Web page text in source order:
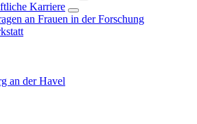
Karriere
an Frauen in der Forschung
an der Havel